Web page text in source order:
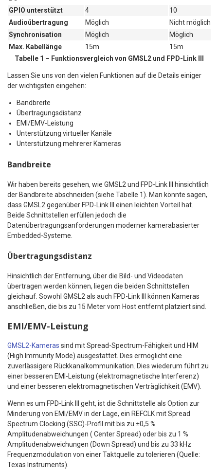
GPIO unterstützt
4
10
Audioübertragung
Möglich
Nicht möglich
Synchronisation
Möglich
Möglich
Max. Kabellänge
15m
15m
Tabelle 1 – Funktionsvergleich von GMSL2 und FPD-Link III
Lassen Sie uns von den vielen Funktionen auf die Details einiger
der wichtigsten eingehen:
Bandbreite
Übertragungsdistanz
EMI/EMV-Leistung
Unterstützung virtueller Kanäle
Unterstützung mehrerer Kameras
Bandbreite
Wir haben bereits gesehen, wie GMSL2 und FPD-Link III hinsichtlich
der Bandbreite abschneiden (siehe Tabelle 1). Man könnte sagen,
dass GMSL2 gegenüber FPD-Link III einen leichten Vorteil hat.
Beide Schnittstellen erfüllen jedoch die
Datenübertragungsanforderungen moderner kamerabasierter
Embedded-Systeme.
Übertragungsdistanz
Hinsichtlich der Entfernung, über die Bild- und Videodaten
übertragen werden können, liegen die beiden Schnittstellen
gleichauf. Sowohl GMSL2 als auch FPD-Link III können Kameras
anschließen, die bis zu 15 Meter vom Host entfernt platziert sind.
EMI/EMV-Leistung
GMSL2-Kameras sind mit Spread-Spectrum-Fähigkeit und HIM
(High Immunity Mode) ausgestattet. Dies ermöglicht eine
zuverlässigere Rückkanalkommunikation. Dies wiederum führt zu
einer besseren EMI-Leistung (elektromagnetische Interferenz)
und einer besseren elektromagnetischen Verträglichkeit (EMV).
Wenn es um FPD-Link III geht, ist die Schnittstelle als Option zur
Minderung von EMI/EMV in der Lage, ein REFCLK mit Spread
Spectrum Clocking (SSC)-Profil mit bis zu ±0,5 %
Amplitudenabweichungen ( Center Spread) oder bis zu 1 %
Amplitudenabweichungen (Down Spread) und bis zu 33 kHz
Frequenzmodulation von einer Taktquelle zu tolerieren (Quelle:
Texas Instruments).